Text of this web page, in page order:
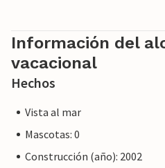
proporcionaremos el mismo
estancia no será diferente a
propietario profesional.
Información del
vacacional
Hechos
Vista al mar
Mascotas: 0
Construcción (año): 2002